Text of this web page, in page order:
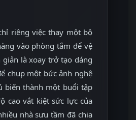
riêng việc thay một bộ
vào phòng tắm để vệ
giản là xoay trở tạo dáng
chụp một bức ảnh nghệ
biến thành một buổi tập
cao vắt kiệt sức lực của
nhà sưu tầm đã chia